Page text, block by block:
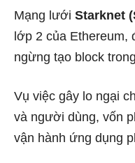
Mạng lưới Starknet
lớp 2 của Ethereum,
ngừng tạo block
Vụ việc gây lo ngại
và người dùng, vốn
vận hành ứng dụng